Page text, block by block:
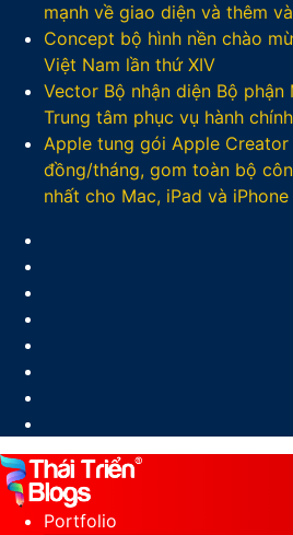
mạnh về giao diện và thêm
Concept bộ hình nền chào
Việt Nam lần thứ XIV
Vector Bộ nhận diện Bộ
Trung tâm phục vụ hành
Apple tung gói Apple
đồng/tháng, gom toàn bộ
nhất cho Mac, iPad và iPhone
Portfolio